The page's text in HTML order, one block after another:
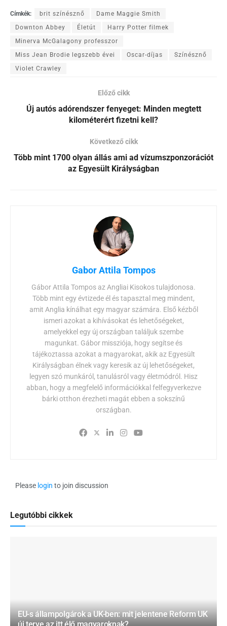
Címkék: brit színésznő
Dame Maggie Smith
Downton Abbey
Életút
Harry Potter filmek
Minerva McGalagony professzor
Miss Jean Brodie legszebb évei
Oscar-díjas
Színésznő
Violet Crawley
Előző cikk
Új autós adórendszer fenyeget: Minden megtett
kilométerért fizetni kell?
Következő cikk
Több mint 1700 olyan állás ami ad vízumszponzorációt
az Egyesült Királyságban
Gabor Attila Tompos
Gábor Attila Tompos az Angliai Kisokos tulajdonosa.
Több mint egy évtizede él és tapasztal meg mindent,
amit Anglia kínálhat egy magyar számára. Első kézből
ismeri azokat a kihívásokat és lehetőségeket,
amelyekkel egy új országban találjuk szembe
magunkat. Gábor missziója, hogy segítse és
tájékoztassa azokat a magyarokat, akik az Egyesült
Királyságban élnek vagy keresik az új lehetőségeket,
legyen szó munkáról, tanulásról vagy életmódról. Hisz
abban, hogy a megfelelő információkkal felfegyverkezve
bárki otthon érezheti magát ebben a sokszínű
országban.
Please login to join discussion
Legutóbbi cikkek
EU-s állampolgárok a UK-ben: mit jelentene Reform UK